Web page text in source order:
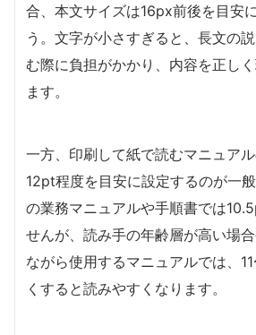
合、本文サイズは16px前後を目安
う。文字が小さすぎると、長文の
む際に負担がかかり、内容を正し
ます。
一方、印刷して紙で読むマニュア
12pt程度を目安に設定するのが一
の業務マニュアルや手順書では
せんが、読み手の年齢層が高い場
ながら使用するマニュアルでは、
くすると読みやすくなります。